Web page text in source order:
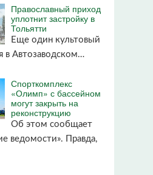
Православный приход
уплотнит застройку в
Тольятти
Еще один культовый
в Автозаводском…
Спорткомплекс
«Олимп» с бассейном
могут закрыть на
реконструкцию
Об этом сообщает
ведомости». Правда,